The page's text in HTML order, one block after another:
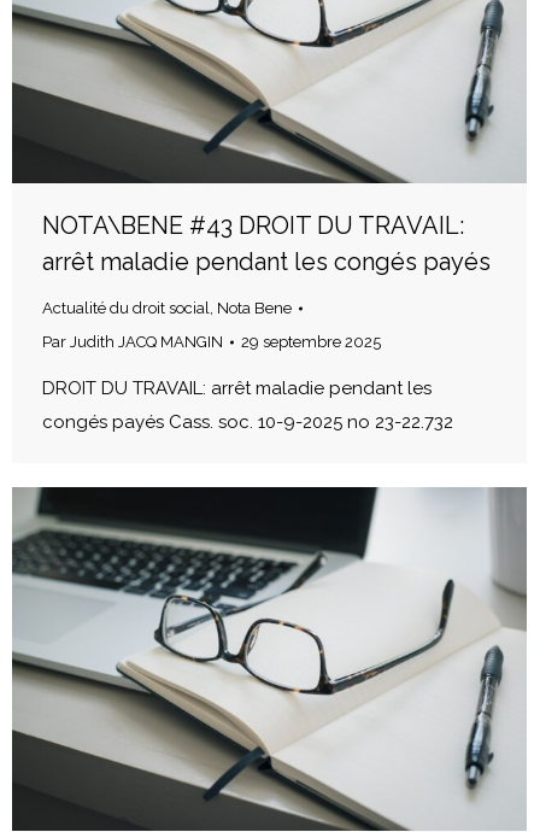
NOTA\BENE #43 DROIT DU TRAVAIL:
arrêt maladie pendant les congés payés
Actualité du droit social
Nota Bene
Par Judith JACQ MANGIN 29 septembre 2025
DROIT DU TRAVAIL: arrêt maladie pendant les
congés payés Cass. soc. 10-9-2025 no 23-22.732